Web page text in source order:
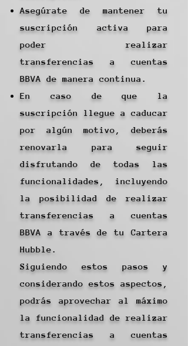
Asegúrate de mantener tu
suscripción activa para
poder realizar
transferencias a cuentas
BBVA de manera continua.
En caso de que la
suscripción llegue a caducar
por algún motivo, deberás
renovarla para seguir
disfrutando de todas las
funcionalidades, incluyendo
la posibilidad de realizar
transferencias a cuentas
BBVA a través de tu Cartera
Hubble.
Siguiendo estos pasos y
considerando estos aspectos,
podrás aprovechar al máximo
la funcionalidad de realizar
transferencias a cuentas